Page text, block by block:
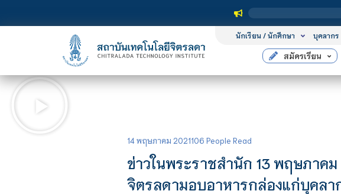
นักเรียน / นักศึกษา บุคลากร
สมัครเรียน
14 พฤษภาคม 2021106 People Read
ข่าวในพระราชสำนัก 13 พฤษภาค
จิตรลดามอบอาหารกล่องแก่บุคลา